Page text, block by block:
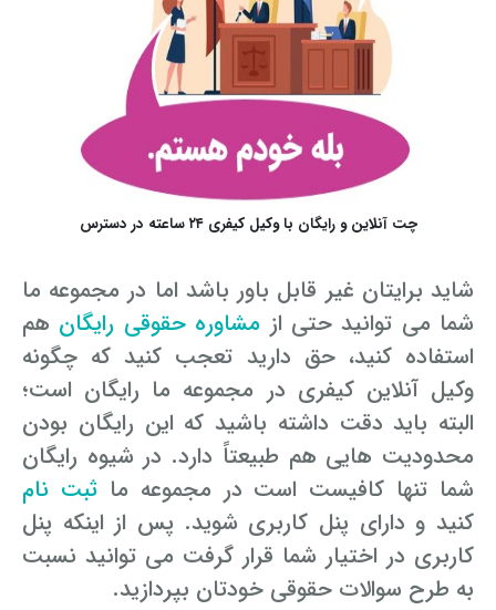
چت آنلاین و رایگان با وکیل کیفری ۲۴ ساعته در دسترس
شاید برایتان غیر قابل باور باشد اما در مجموعه ما
شما می توانید حتی از مشاوره حقوقی رایگان هم
استفاده کنید، حق دارید تعجب کنید که چگونه
وکیل آنلاین کیفری در مجموعه ما رایگان است؛
البته باید دقت داشته باشید که این رایگان بودن
محدودیت هایی هم طبیعتاً دارد. در شیوه رایگان
شما تنها کافیست است در مجموعه ماثبت نام
کنید و دارای پنل کاربری شوید. پس از اینکه پنل
کاربری در اختیار شما قرار گرفت می توانید نسبت
به طرح سوالات حقوقی خودتان بپردازید.